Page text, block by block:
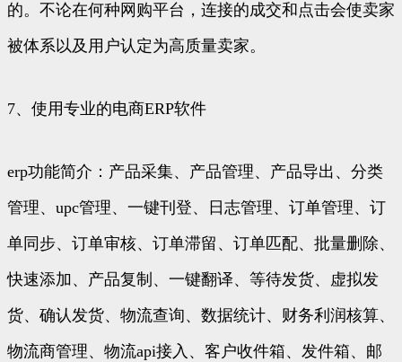
的。不论在何种网购平台，连接的成交和点击会使卖家
被体系以及用户认定为高质量卖家。
7、使用专业的电商ERP软件
erp功能简介：产品采集、产品管理、产品导出、分类
管理、upc管理、一键刊登、日志管理、订单管理、订
单同步、订单审核、订单滞留、订单匹配、批量删除、
快速添加、产品复制、一键翻译、等待发货、虚拟发
货、确认发货、物流查询、数据统计、财务利润核算、
物流商管理、物流api接入、客户收件箱、发件箱、邮